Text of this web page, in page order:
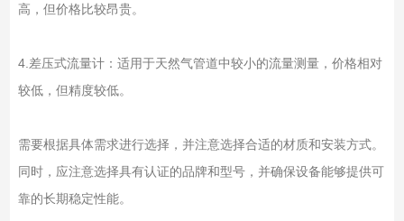
高，但价格比较昂贵。
4.差压式流量计：适用于天然气管道中较小的流量测量，价格相对
较低，但精度较低。
需要根据具体需求进行选择，并注意选择合适的材质和安装方式。
同时，应注意选择具有认证的品牌和型号，并确保设备能够提供可
靠的长期稳定性能。